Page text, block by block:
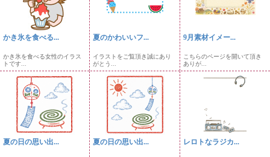
かき氷を食べる...
かき氷を食べる女性のイラス
トです...
夏のかわいいフ...
イラストをご覧頂き誠にあり
がとう...
9月素材イメー...
こちらのページを開いて頂き
ありが...
夏の日の思い出... 夏の日の思い出... レロトなラジカ...